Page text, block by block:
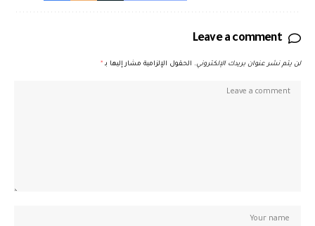
Leave a comment
لن يتم نشر عنوان بريدك الإلكتروني. الحقول الإلزامية مشار إليها بـ *